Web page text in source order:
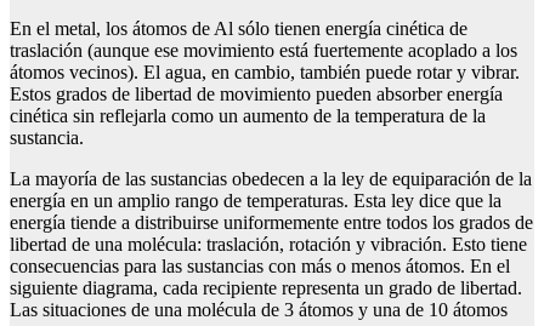
En el metal, los átomos de Al sólo tienen energía cinética de
traslación (aunque ese movimiento está fuertemente acoplado a los
átomos vecinos). El agua, en cambio, también puede rotar y vibrar.
Estos grados de libertad de movimiento pueden absorber energía
cinética sin reflejarla como un aumento de la temperatura de la
sustancia.
La mayoría de las sustancias obedecen a la ley de equiparación de la
energía en un amplio rango de temperaturas. Esta ley dice que la
energía tiende a distribuirse uniformemente entre todos los grados de
libertad de una molécula: traslación, rotación y vibración. Esto tiene
consecuencias para las sustancias con más o menos átomos. En el
siguiente diagrama, cada recipiente representa un grado de libertad.
Las situaciones de una molécula de 3 átomos y una de 10 átomos